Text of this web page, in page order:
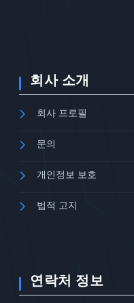
회사 소개
회사 프로필
문의
개인정보 보호
법적 고지
연락처 정보